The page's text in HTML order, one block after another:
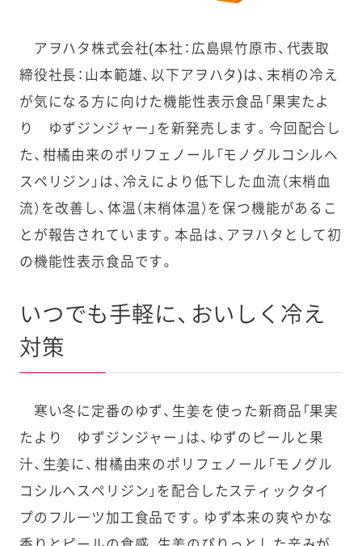
アヲハタ株式会社(本社：広島県竹原市、代表取
締役社長：山本範雄、以下アヲハタ)は、末梢の冷え
が気になる方に向けた機能性表示食品「果実たよ
り ゆずジンジャー」を新発売します。今回配合し
た、柑橘由来のポリフェノール「モノグルコシルヘ
スペリジン」は、冷えにより低下した血流（末梢血
流）を改善し、体温（末梢体温）を保つ機能があるこ
とが報告されています。本品は、アヲハタとして初
の機能性表示食品です。
いつでも手軽に、おいしく冷え
対策
寒い冬に定番のゆず、生姜を使った新商品「果実
たより ゆずジンジャー」は、ゆずのピールと果
汁、生姜に、柑橘由来のポリフェノール「モノグル
コシルヘスペリジン」を配合したスティックタイ
プのフルーツ加工食品です。ゆず本来の爽やかな